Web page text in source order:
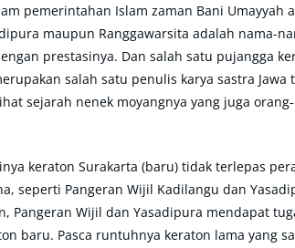
pemerintahan Islam zaman Bani Umayyah
maupun Ranggawarsita adalah nama-
prestasinya. Dan salah satu pujangga
salah satu penulis karya sastra Jawa
sejarah nenek moyangnya yang juga
keraton Surakarta (baru) tidak terlepas
seperti Pangeran Wijil Kadilangu dan
Pangeran Wijil dan Yasadipura mendapat
baru. Pasca runtuhnya keraton lama yang